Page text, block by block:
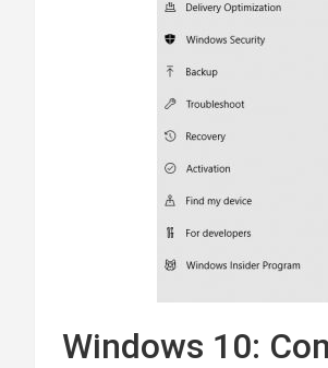
Windows 10: